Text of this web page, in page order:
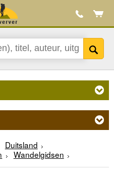
Duitsland
Wandelgidsen